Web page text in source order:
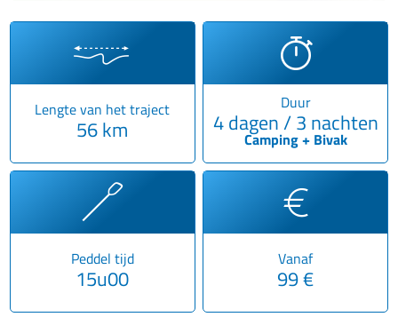
Lengte van het traject
56 km
Duur
4 dagen / 3 nachten
Camping + Bivak
Peddel tijd
15u00
Vanaf
99 €